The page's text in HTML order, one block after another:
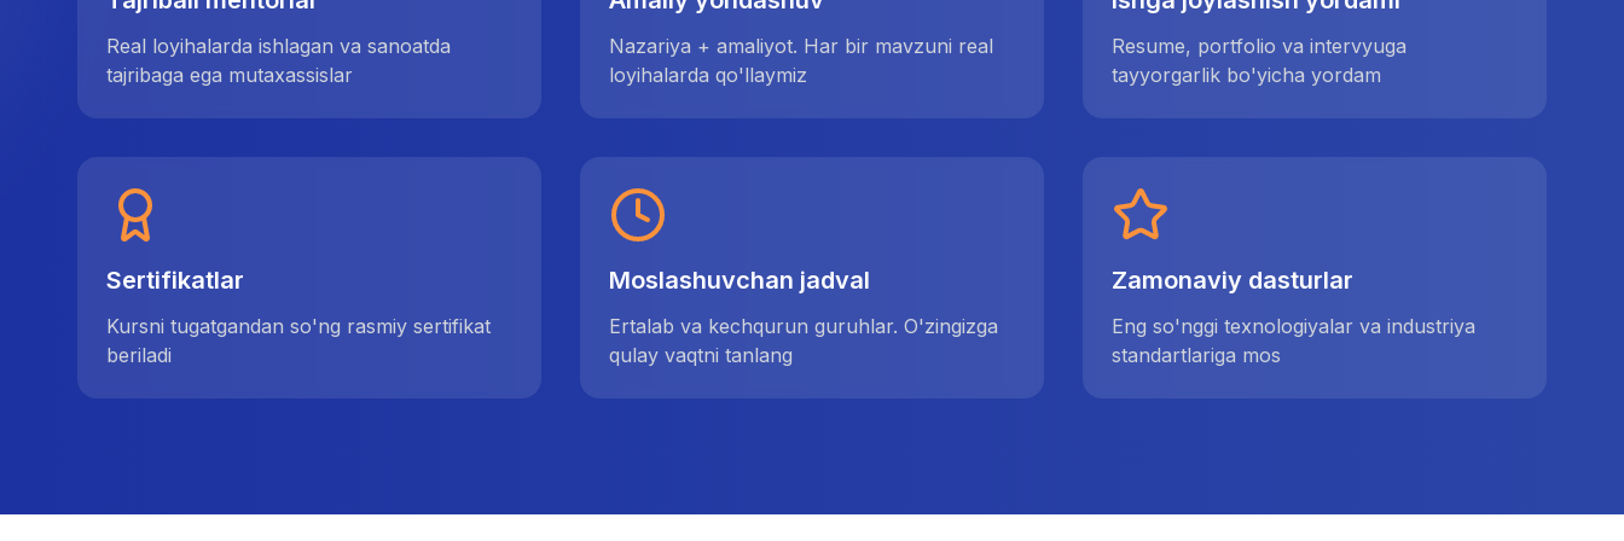
Real loyihalarda ishlagan va sanoatda
tajribaga ega mutaxassislar
Nazariya + amaliyot. Har bir mavzuni real
loyihalarda qo'llaymiz
Resume, portfolio va intervyuga
tayyorgarlik bo'yicha yordam
Sertifikatlar
Kursni tugatgandan so'ng rasmiy sertifikat
beriladi
Moslashuvchan jadval
Ertalab va kechqurun guruhlar. O'zingizga
qulay vaqtni tanlang
Zamonaviy dasturlar
Eng so'nggi texnologiyalar va industriya
standartlariga mos